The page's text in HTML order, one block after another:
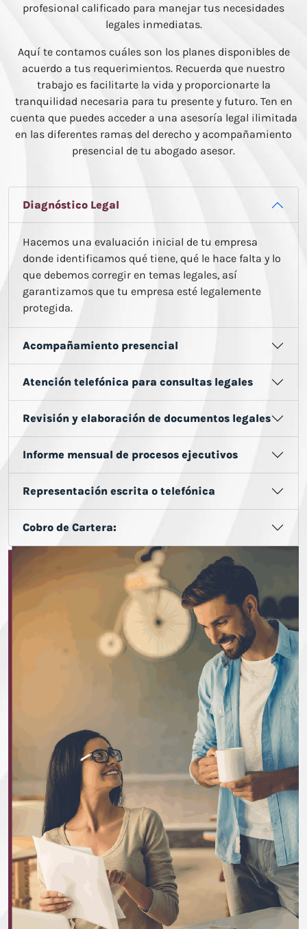
profesional calificado para manejar tus necesidades
legales inmediatas.
Aquí te contamos cuáles son los planes disponibles de
acuerdo a tus requerimientos. Recuerda que nuestro
trabajo es facilitarte la vida y proporcionarte la
tranquilidad necesaria para tu presente y futuro. Ten en
cuenta que puedes acceder a una asesoría legal ilimitada
en las diferentes ramas del derecho y acompañamiento
presencial de tu abogado asesor.
Diagnóstico Legal
Hacemos una evaluación inicial de tu empresa
donde identificamos qué tiene, qué le hace falta y lo
que debemos corregir en temas legales, así
garantizamos que tu empresa esté legalemente
protegida.
Acompañamiento presencial
Atención telefónica para consultas legales
Revisión y elaboración de documentos legales
Informe mensual de procesos ejecutivos
Representación escrita o telefónica
Cobro de Cartera: